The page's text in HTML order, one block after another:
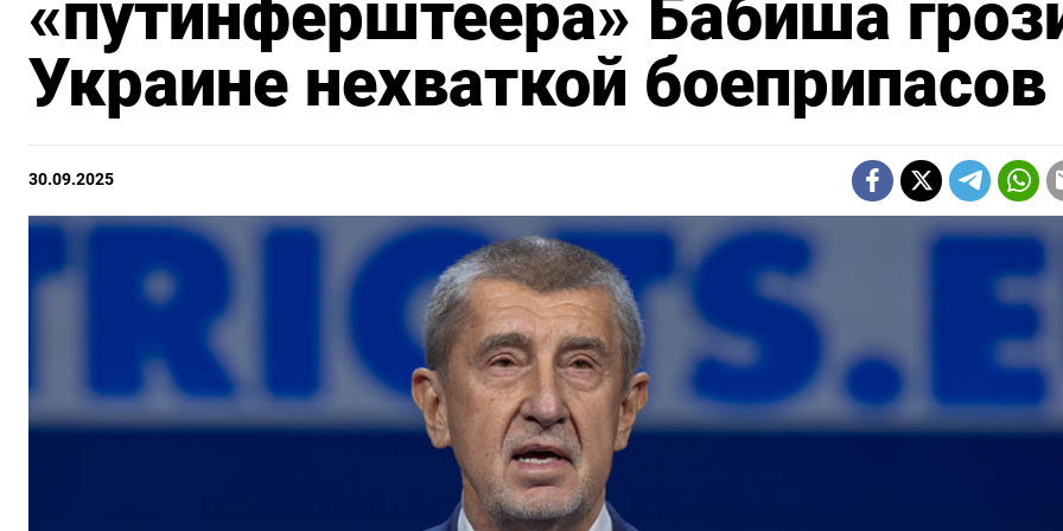
«путинферштеера» Бабиша
Украине нехваткой боеприпасов
30.09.2025